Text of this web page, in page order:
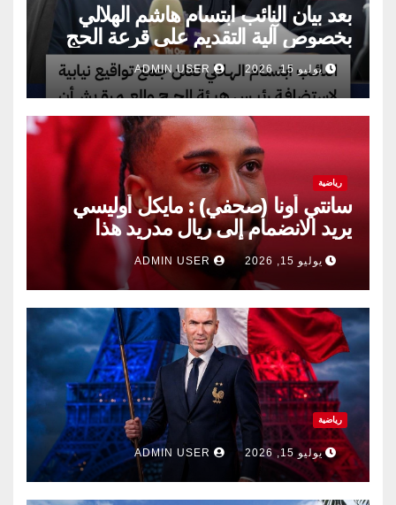
بعد بيان النائب ابتسام هاشم الهلالي
بخصوص آلية التقديم على قرعة الحج
يوليو 15, 2026
رياضية
سانتي أونا (صحفي) : مايكل أوليسي
يريد الانضمام إلى ريال مدريد هذا
الصيف.
يوليو 15, 2026 ADMIN USER
رياضية
يوليو 15, 2026